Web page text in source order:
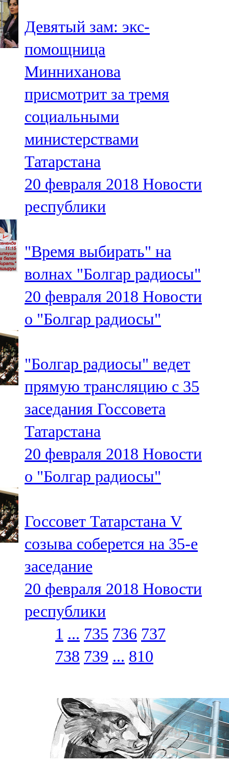
Девятый зам: экс-
помощница
Минниханова
присмотрит за тремя
социальными
министерствами
Татарстана
20 февраля 2018 Новости
республики
"Время выбирать" на
волнах "Болгар радиосы"
20 февраля 2018 Новости
о "Болгар радиосы"
"Болгар радиосы" ведет
прямую трансляцию с 35
заседания Госсовета
Татарстана
20 февраля 2018 Новости
о "Болгар радиосы"
Госсовет Татарстана V
созыва соберется на 35-е
заседание
20 февраля 2018 Новости
республики
1 ... 735 736 737
738 739 ... 810